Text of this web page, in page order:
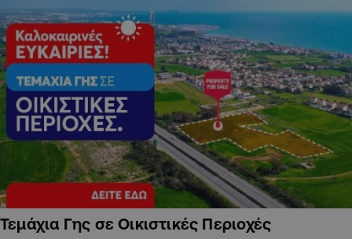
Τεμάχια Γης σε Οικιστικές Περιοχές